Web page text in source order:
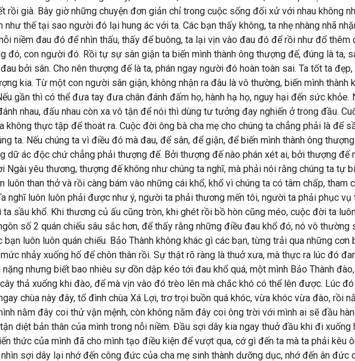
rồi già. Bây giờ những chuyện đơn giản chỉ trong cuộc sống đối xử với nhau không
thế tại sao người đó lại hung ác với ta. Các bạn thấy không, ta nhẹ nhàng nhã
niềm đau đó để nhìn thấu, thấy để buông, ta lại vịn vào đau đó để rồi như đổ
đó, con người đó. Rồi tự sự sân giận ta biến mình thành ông thượng đế, đúng là ta,
bởi sân. Cho nên thượng đế là ta, phán ngay người đó hoàn toàn sai. Ta tốt ta
kia. Từ một con người sân giận, không nhận ra đâu là vô thường, biến mình thành
gần thì có thể đưa tay đưa chân đánh đấm họ, hành hạ họ, nguy hại đến sức
nhau, đấu nhau còn xa vô tận để nói thì dùng tư tưởng đay nghiến ở trong đầu.
không thực tập để thoát ra. Cuộc đời ông bà cha mẹ cho chúng ta chẳng phải là để
ta. Nếu chúng ta vì điều đó mà đau, để sân, để giận, để biến mình thành ông
dữ ác độc chứ chẳng phải thượng đế. Bởi thượng đế nào phán xét ai, bởi thượng đế
Ngài yêu thương, thượng đế không như chúng ta nghĩ, mà phải nói rằng chúng ta tự
than thở và rồi càng bám vào những cái khổ, khổ vì chúng ta có tâm chấp, tham
nghĩ luôn luôn phải được như ý, người ta phải thương mến tôi, người ta phải phục
sầu khổ. Khi thương củ ấu cũng tròn, khi ghét rồi bồ hòn cũng méo, cuộc đời ta
số 2 quán chiếu sâu sắc hơn, để thấy rằng những điều đau khổ đó, nó vô
luôn luôn quán chiếu. Bảo Thành không khác gì các bạn, từng trải qua những
nhảy xuống hố để chôn thân rồi. Sự thật rõ ràng là thuở xưa, mà thực ra lúc đó
nhưng biết bao nhiêu sự dồn dập kéo tới đau khổ quá, một mình Bảo Thành
thả xuống khi đào, để mà vịn vào đó trèo lên mà chắc khó có thể lên được. Lúc
chùa này đây, tổ đình chùa Xá Lợi, trơ trọi buồn quá khóc, vừa khóc vừa đào, rồi
nằm đây coi thử vận mệnh, còn không nằm đây coi ông trời với mình ai sẽ đầu
diệt bản thân của mình trong nỗi niềm. Đầu sợi dây kia ngay thuở đầu khi đi
thức của mình đã cho mình tạo điều kiện để vượt qua, cớ gì đến ta mà ta phải kêu
sợi dây lại nhớ đến công đức của cha mẹ sinh thành dưỡng dục, nhớ đến ân đức